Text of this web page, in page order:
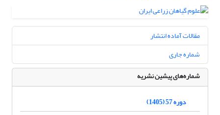
مقالات آماده انتشار
شماره جاری
شماره‌های پیشین نشریه
دوره 57 (1405)